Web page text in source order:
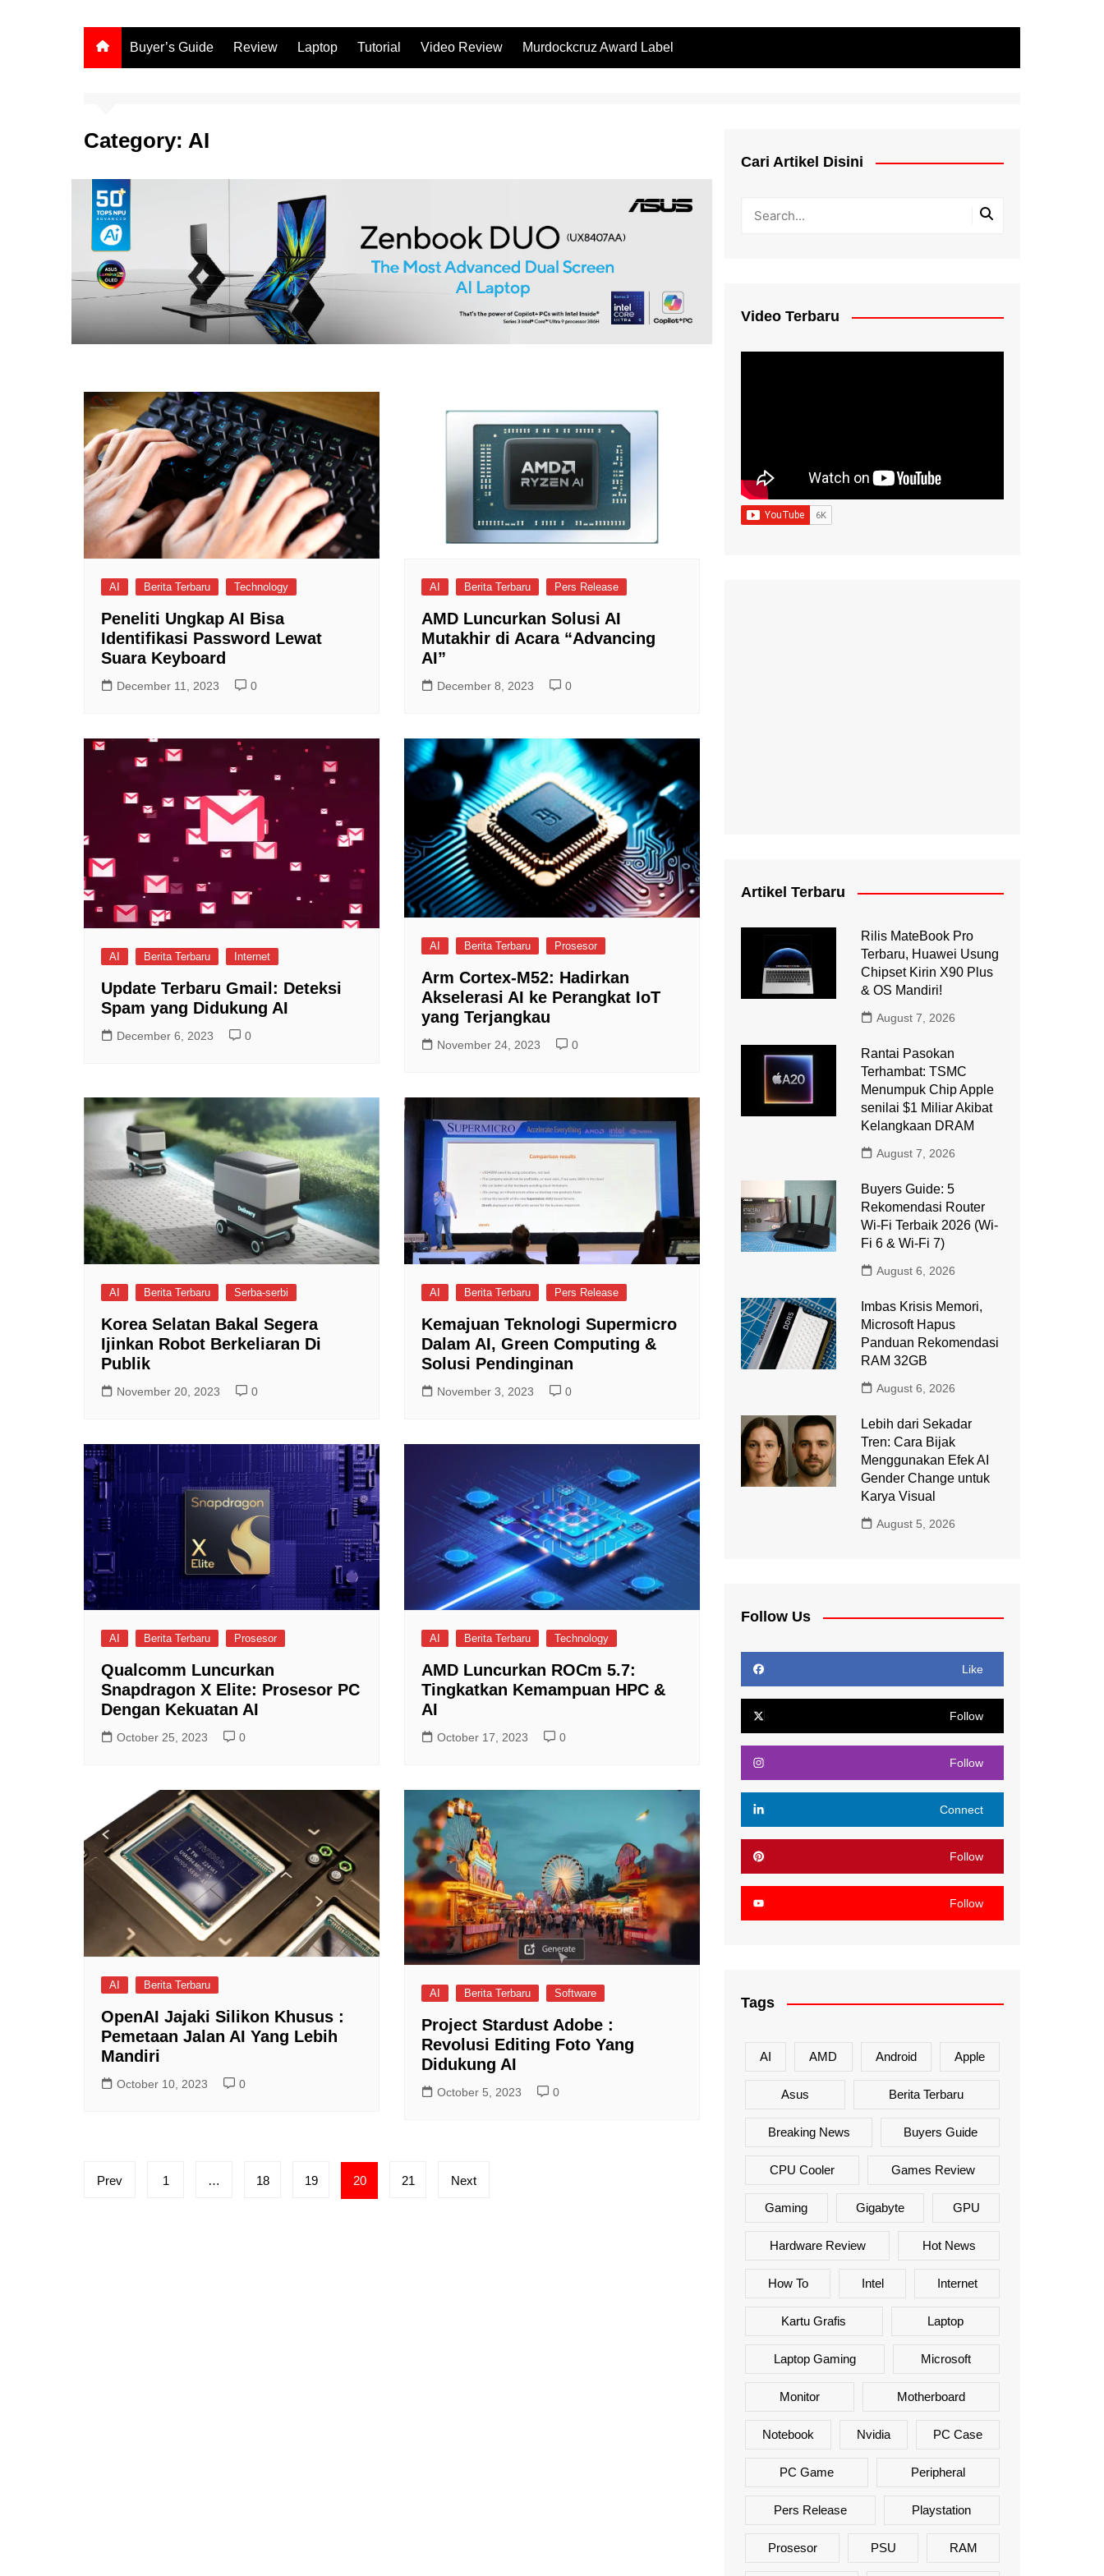
Buyer’s Guide Review Laptop Tutorial Video Review Murdockcruz Award Label
Category: AI
AI Berita Terbaru Technology
Peneliti Ungkap AI Bisa
Identifikasi Password Lewat
Suara Keyboard
December 11, 2023 0
AI Berita Terbaru Pers Release
AMD Luncurkan Solusi AI
Mutakhir di Acara “Advancing
AI”
December 8, 2023 0
AI Berita Terbaru Internet
Update Terbaru Gmail: Deteksi
Spam yang Didukung AI
December 6, 2023 0
AI Berita Terbaru Prosesor
Arm Cortex-M52: Hadirkan
Akselerasi AI ke Perangkat IoT
yang Terjangkau
November 24, 2023 0
AI Berita Terbaru Serba-serbi
Korea Selatan Bakal Segera
Ijinkan Robot Berkeliaran Di
Publik
November 20, 2023 0
AI Berita Terbaru Pers Release
Kemajuan Teknologi Supermicro
Dalam AI, Green Computing &
Solusi Pendinginan
November 3, 2023 0
AI Berita Terbaru Prosesor
Qualcomm Luncurkan
Snapdragon X Elite: Prosesor PC
Dengan Kekuatan AI
October 25, 2023 0
AI Berita Terbaru Technology
AMD Luncurkan ROCm 5.7:
Tingkatkan Kemampuan HPC &
AI
October 17, 2023 0
AI Berita Terbaru
OpenAI Jajaki Silikon Khusus :
Pemetaan Jalan AI Yang Lebih
Mandiri
October 10, 2023 0
AI Berita Terbaru Software
Project Stardust Adobe :
Revolusi Editing Foto Yang
Didukung AI
October 5, 2023 0
Posts
Prev 1 … 18 19 20 21 Next
Cari Artikel Disini
Video Terbaru
Artikel Terbaru
Rilis MateBook Pro
Terbaru, Huawei Usung
Chipset Kirin X90 Plus
& OS Mandiri!
August 7, 2026
Rantai Pasokan
Terhambat: TSMC
Menumpuk Chip Apple
senilai $1 Miliar Akibat
Kelangkaan DRAM
August 7, 2026
Buyers Guide: 5
Rekomendasi Router
Wi-Fi Terbaik 2026 (Wi-
Fi 6 & Wi-Fi 7)
August 6, 2026
Imbas Krisis Memori,
Microsoft Hapus
Panduan Rekomendasi
RAM 32GB
August 6, 2026
Lebih dari Sekadar
Tren: Cara Bijak
Menggunakan Efek AI
Gender Change untuk
Karya Visual
August 5, 2026
Follow Us
Like
Follow
Follow
Connect
Follow
Follow
Tags
AI AMD Android Apple
Asus Berita Terbaru
Breaking News Buyers Guide
CPU Cooler Games Review
Gaming Gigabyte GPU
Hardware Review Hot News
How To Intel Internet
Kartu Grafis Laptop
Laptop Gaming Microsoft
Monitor Motherboard
Notebook Nvidia PC Case
PC Game Peripheral
Pers Release Playstation
Prosesor PSU RAM